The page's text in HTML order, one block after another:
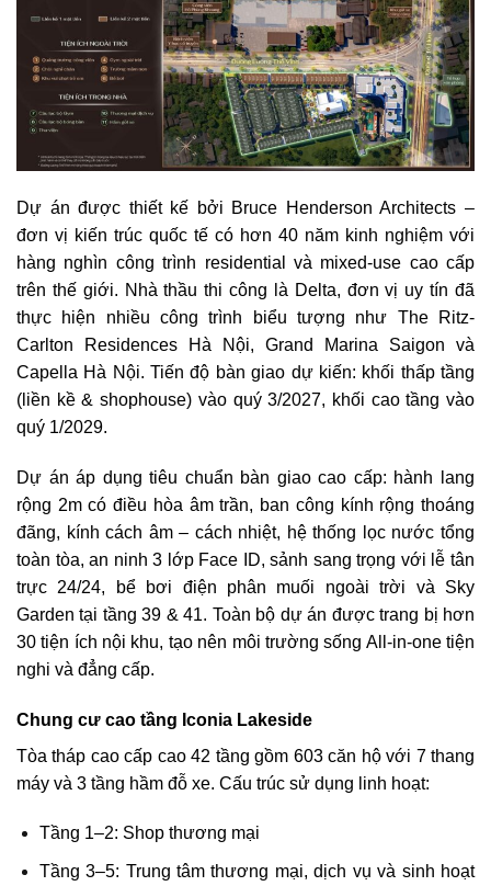
Dự án được thiết kế bởi Bruce Henderson Architects –
đơn vị kiến trúc quốc tế có hơn 40 năm kinh nghiệm với
hàng nghìn công trình residential và mixed-use cao cấp
trên thế giới. Nhà thầu thi công là Delta, đơn vị uy tín đã
thực hiện nhiều công trình biểu tượng như The Ritz-
Carlton Residences Hà Nội, Grand Marina Saigon và
Capella Hà Nội. Tiến độ bàn giao dự kiến: khối thấp tầng
(liền kề & shophouse) vào quý 3/2027, khối cao tầng vào
quý 1/2029.
Dự án áp dụng tiêu chuẩn bàn giao cao cấp: hành lang
rộng 2m có điều hòa âm trần, ban công kính rộng thoáng
đãng, kính cách âm – cách nhiệt, hệ thống lọc nước tổng
toàn tòa, an ninh 3 lớp Face ID, sảnh sang trọng với lễ tân
trực 24/24, bể bơi điện phân muối ngoài trời và Sky
Garden tại tầng 39 & 41. Toàn bộ dự án được trang bị hơn
30 tiện ích nội khu, tạo nên môi trường sống All-in-one tiện
nghi và đẳng cấp.
Chung cư cao tầng Iconia Lakeside
Tòa tháp cao cấp cao 42 tầng gồm 603 căn hộ với 7 thang
máy và 3 tầng hầm đỗ xe. Cấu trúc sử dụng linh hoạt:
Tầng 1–2: Shop thương mại
Tầng 3–5: Trung tâm thương mại, dịch vụ và sinh hoạt